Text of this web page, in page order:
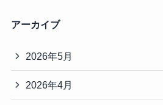
アーカイブ
2026年5月
2026年4月